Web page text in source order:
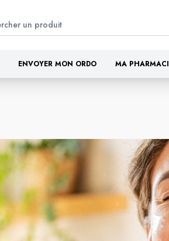
ENVOYER MON ORDO MA